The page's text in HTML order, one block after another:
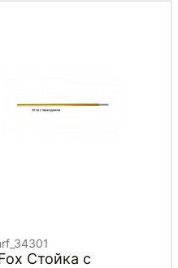
Стойка с